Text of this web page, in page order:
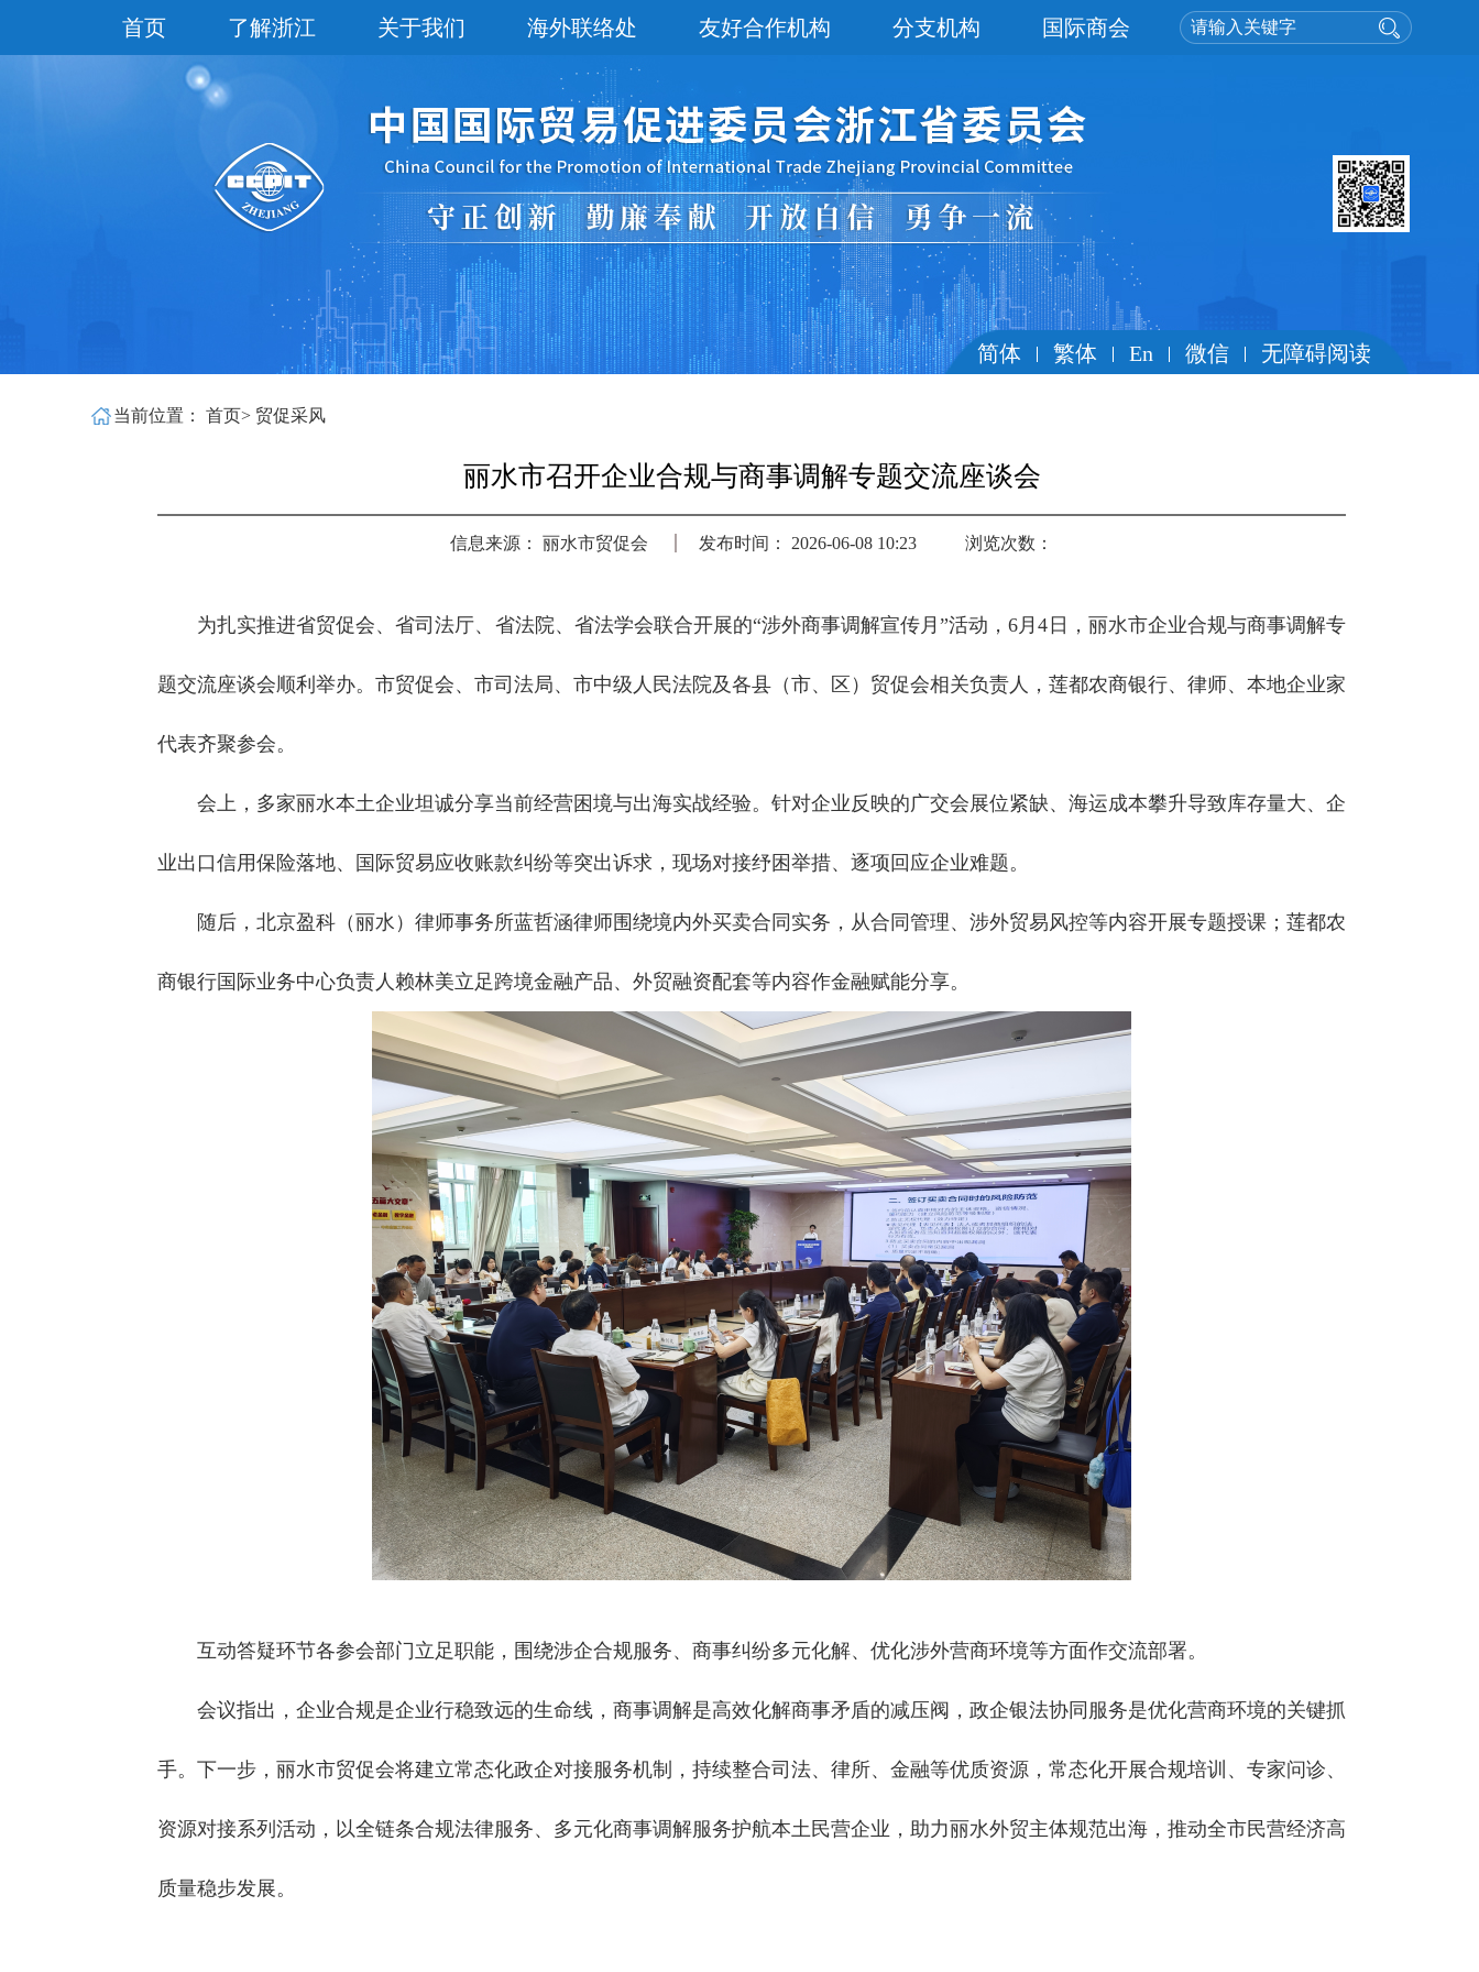
首页 了解浙江 关于我们 海外联络处 友好合作机构 分支机构 国际商会
简体 繁体 En 微信 无障碍阅读
当前位置： 首页> 贸促采风
丽水市召开企业合规与商事调解专题交流座谈会
信息来源： 丽水市贸促会 发布时间： 2026-06-08 10:23 浏览次数：
为扎实推进省贸促会、省司法厅、省法院、省法学会联合开展的“涉外商事调解宣传月”活动，6月4日，丽水市企业合规与商事调解专
题交流座谈会顺利举办。市贸促会、市司法局、市中级人民法院及各县（市、区）贸促会相关负责人，莲都农商银行、律师、本地企业家
代表齐聚参会。
会上，多家丽水本土企业坦诚分享当前经营困境与出海实战经验。针对企业反映的广交会展位紧缺、海运成本攀升导致库存量大、企
业出口信用保险落地、国际贸易应收账款纠纷等突出诉求，现场对接纾困举措、逐项回应企业难题。
随后，北京盈科（丽水）律师事务所蓝哲涵律师围绕境内外买卖合同实务，从合同管理、涉外贸易风控等内容开展专题授课；莲都农
商银行国际业务中心负责人赖林美立足跨境金融产品、外贸融资配套等内容作金融赋能分享。
互动答疑环节各参会部门立足职能，围绕涉企合规服务、商事纠纷多元化解、优化涉外营商环境等方面作交流部署。
会议指出，企业合规是企业行稳致远的生命线，商事调解是高效化解商事矛盾的减压阀，政企银法协同服务是优化营商环境的关键抓
手。下一步，丽水市贸促会将建立常态化政企对接服务机制，持续整合司法、律所、金融等优质资源，常态化开展合规培训、专家问诊、
资源对接系列活动，以全链条合规法律服务、多元化商事调解服务护航本土民营企业，助力丽水外贸主体规范出海，推动全市民营经济高
质量稳步发展。